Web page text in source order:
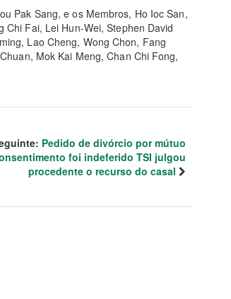
Pak Sang, e os Membros, Ho Ioc San,
Chi Fai, Lei Hun-Wei, Stephen David
Lao Cheng, Wong Chon, Fang
Mok Kai Meng, Chan Chi Fong,
Pedido de divórcio por mútuo
foi indeferido TSI julgou
procedente o recurso do casal